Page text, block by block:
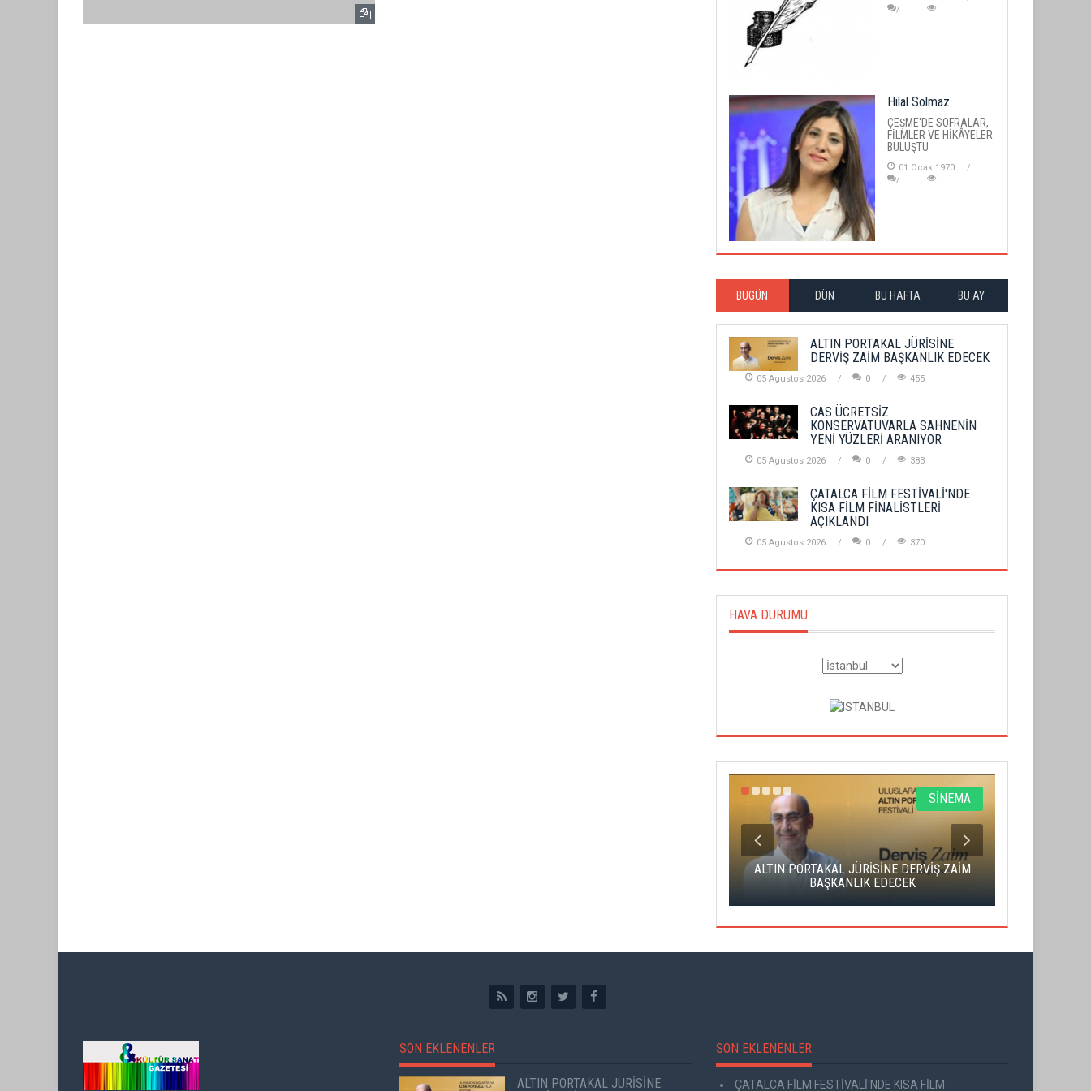
Hilal Solmaz
ÇEŞME'DE SOFRALAR,
FİLMLER VE HİKÂYELER
BULUŞTU
01 Ocak 1970
BUGÜN DÜN BU HAFTA BU AY
ALTIN PORTAKAL JÜRİSİNE
DERVİŞ ZAİM BAŞKANLIK EDECEK
05 Agustos 2026 0 455
CAS ÜCRETSİZ
KONSERVATUVARLA SAHNENİN
YENİ YÜZLERİ ARANIYOR
05 Agustos 2026 0 383
ÇATALCA FİLM FESTİVALİ'NDE
KISA FİLM FİNALİSTLERİ
AÇIKLANDI
05 Agustos 2026 0 370
HAVA DURUMU
SİNEMA
ALTIN PORTAKAL JÜRİSİNE DERVİŞ ZAİM
BAŞKANLIK EDECEK
SON EKLENENLER
ALTIN PORTAKAL JÜRİSİNE
SON EKLENENLER
ÇATALCA FİLM FESTİVALİ'NDE KISA FİLM